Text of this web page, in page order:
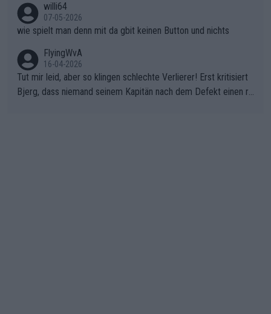
willi64
07-05-2026
wie spielt man denn mit da gbit keinen Button und nichts
FlyingWvA
16-04-2026
Tut mir leid, aber so klingen schlechte Verlierer! Erst kritisiert
Bjerg, dass niemand seinem Kapitän nach dem Defekt einen ro